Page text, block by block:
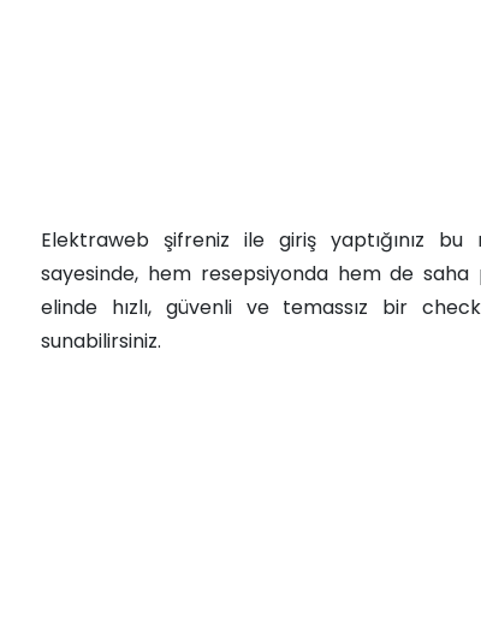
Elektraweb şifreniz ile giriş yaptığınız bu
sayesinde, hem resepsiyonda hem de saha
elinde hızlı, güvenli ve temassız bir
sunabilirsiniz.